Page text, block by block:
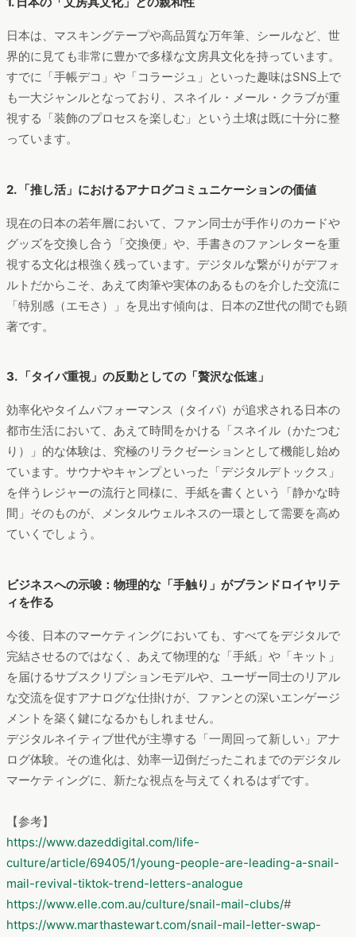
日本は、マスキングテープや高品質な万年筆、シールなど、世
界的に見ても非常に豊かで多様な文房具文化を持っています。
すでに「手帳デコ」や「コラージュ」といった趣味はSNS上で
も一大ジャンルとなっており、スネイル・メール・クラブが重
視する「装飾のプロセスを楽しむ」という土壌は既に十分に整
っています。
2. 「推し活」におけるアナログコミュニケーションの価値
現在の日本の若年層において、ファン同士が手作りのカードや
グッズを交換し合う「交換便」や、手書きのファンレターを重
視する文化は根強く残っています。デジタルな繋がりがデフォ
ルトだからこそ、あえて肉筆や実体のあるものを介した交流に
「特別感（エモさ）」を見出す傾向は、日本のZ世代の間でも顕
著です。
3. 「タイパ重視」の反動としての「贅沢な低速」
効率化やタイムパフォーマンス（タイパ）が追求される日本の
都市生活において、あえて時間をかける「スネイル（かたつむ
り）」的な体験は、究極のリラクゼーションとして機能し始め
ています。サウナやキャンプといった「デジタルデトックス」
を伴うレジャーの流行と同様に、手紙を書くという「静かな時
間」そのものが、メンタルウェルネスの一環として需要を高め
ていくでしょう。
ビジネスへの示唆：物理的な「手触り」がブランドロイヤリテ
ィを作る
今後、日本のマーケティングにおいても、すべてをデジタルで
完結させるのではなく、あえて物理的な「手紙」や「キット」
を届けるサブスクリプションモデルや、ユーザー同士のリアル
な交流を促すアナログな仕掛けが、ファンとの深いエンゲージ
メントを築く鍵になるかもしれません。
デジタルネイティブ世代が主導する「一周回って新しい」アナ
ログ体験。その進化は、効率一辺倒だったこれまでのデジタル
マーケティングに、新たな視点を与えてくれるはずです。
【参考】
https://www.dazeddigital.com/life-
culture/article/69405/1/young-people-are-leading-a-snail-
mail-revival-tiktok-trend-letters-analogue
https://www.elle.com.au/culture/snail-mail-clubs/#
https://www.marthastewart.com/snail-mail-letter-swap-